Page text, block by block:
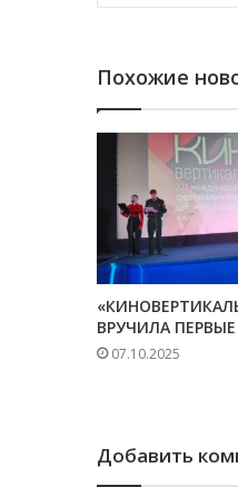
Похожие
ВРУЧИЛА
07.10.2025
Добавить